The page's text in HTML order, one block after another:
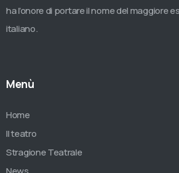
ha l’onore di portare il nome del maggiore
italiano.
Menù
Home
Il teatro
Stragione Teatrale